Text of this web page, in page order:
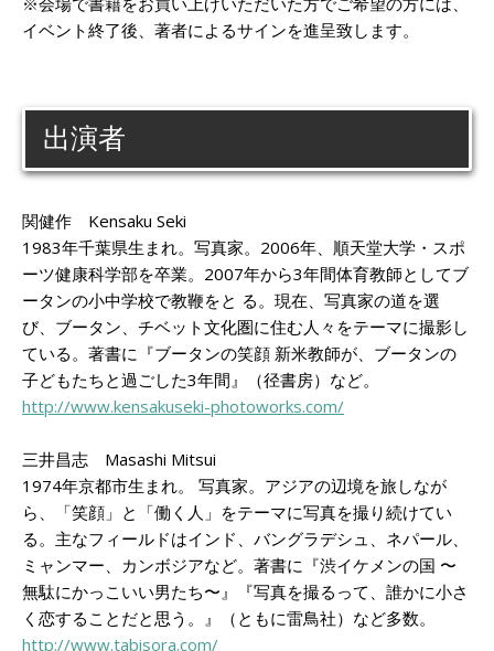
イベント終了後、著者によるサインを進呈致します。
出演者
関健作 Kensaku Seki
1983年千葉県生まれ。写真家。2006年、順天堂大学・スポ
ーツ健康科学部を卒業。2007年から3年間体育教師としてブ
ータンの小中学校で教鞭をと る。現在、写真家の道を選
び、ブータン、チベット文化圏に住む人々をテーマに撮影し
ている。著書に『ブータンの笑顔 新米教師が、ブータンの
子どもたちと過ごした3年間』（径書房）など。
http://www.kensakuseki-photoworks.com/
三井昌志 Masashi Mitsui
1974年京都市生まれ。 写真家。アジアの辺境を旅しなが
ら、「笑顔」と「働く人」をテーマに写真を撮り続けてい
る。主なフィールドはインド、バングラデシュ、ネパール、
ミャンマー、カンボジアなど。著書に『渋イケメンの国 〜
無駄にかっこいい男たち〜』『写真を撮るって、誰かに小さ
く恋することだと思う。』（ともに雷鳥社）など多数。
http://www.tabisora.com/